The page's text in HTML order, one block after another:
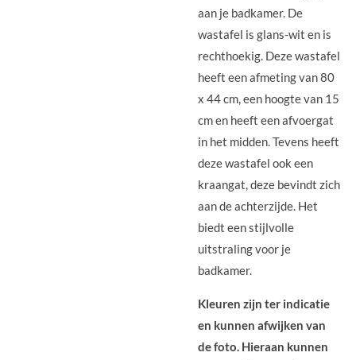
aan je badkamer. De
wastafel is glans-wit en is
rechthoekig. Deze wastafel
heeft een afmeting van 80
x 44 cm, een hoogte van 15
cm en heeft een afvoergat
in het midden. Tevens heeft
deze wastafel ook een
kraangat, deze bevindt zich
aan de achterzijde. Het
biedt een stijlvolle
uitstraling voor je
badkamer.
Kleuren zijn ter indicatie
en kunnen afwijken van
de foto. Hieraan kunnen